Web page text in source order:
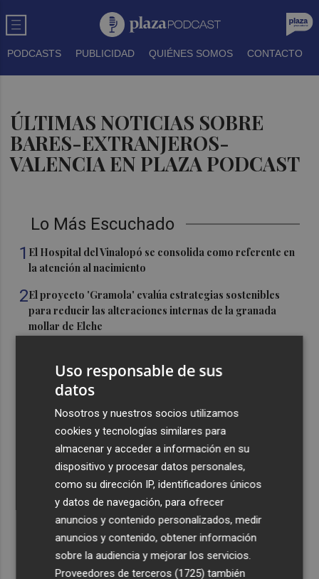
PODCASTS PUBLICIDAD QUIÉNES SOMOS CONTACTO
ÚLTIMAS NOTICIAS SOBRE
BARES-EXTRANJEROS-
VALENCIA EN PLAZA PODCAST
Lo Más Escuchado
1 El Hospital del Vinalopó se consolida como referente en
la atención al nacimiento
2El proyecto 'Gramola' evalúa estrategias sostenibles
para reducir las alteraciones internas de la granada
mollar de Elche
festival Epicentro de Mula
UPCT Makers culmina con éxito un catamarán para
monitorizar el Mar Menor y ya prepara un dron
submarino autónomo
Una batea clochinera se hunde y otra sufre daños en un
incidente con un buque en el puerto de Valencia
Recibe toda la actualidad de
Uso responsable de sus
datos
Nosotros y nuestros socios utilizamos
cookies y tecnologías similares para
almacenar y acceder a información en su
dispositivo y procesar datos personales,
como su dirección IP, identificadores únicos
y datos de navegación, para ofrecer
anuncios y contenido personalizados, medir
anuncios y contenido, obtener información
sobre la audiencia y mejorar los servicios.
Proveedores de terceros (1725) también